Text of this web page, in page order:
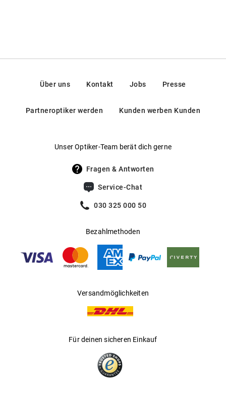
Über uns Kontakt Jobs Presse
Partneroptiker werden Kunden werben Kunden
Unser Optiker-Team berät dich gerne
Fragen & Antworten
Service-Chat
030 325 000 50
Bezahlmethoden
Versandmöglichkeiten
Für deinen sicheren Einkauf